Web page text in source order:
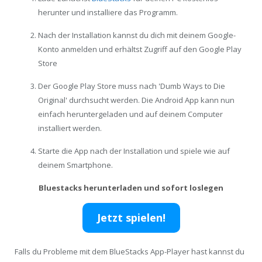
herunter und installiere das Programm.
Nach der Installation kannst du dich mit deinem Google-
Konto anmelden und erhältst Zugriff auf den Google Play
Store
Der Google Play Store muss nach 'Dumb Ways to Die
Original' durchsucht werden. Die Android App kann nun
einfach heruntergeladen und auf deinem Computer
installiert werden.
Starte die App nach der Installation und spiele wie auf
deinem Smartphone.
Bluestacks herunterladen und sofort loslegen
Jetzt spielen!
Falls du Probleme mit dem BlueStacks App-Player hast kannst du